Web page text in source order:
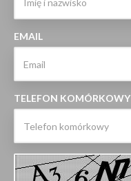
EMAIL
TELEFON KOMÓRKOWY